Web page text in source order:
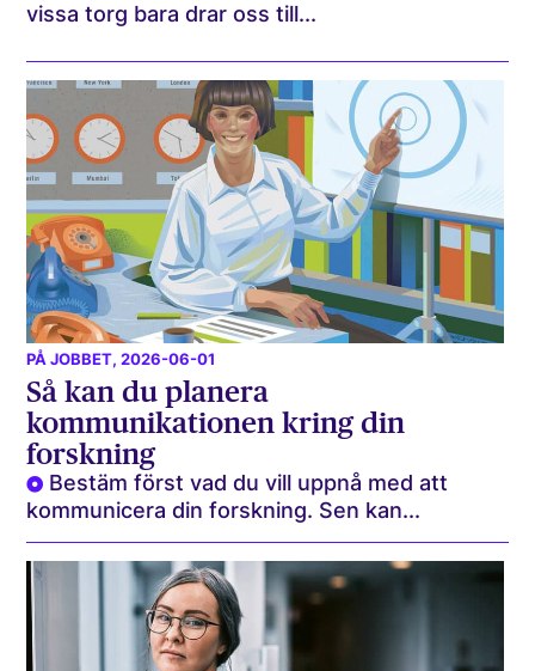
vissa torg bara drar oss till...
PÅ JOBBET, 2026-06-01
Så kan du planera
kommunikationen kring din
forskning
Bestäm först vad du vill uppnå med att
kommunicera din forskning. Sen kan...